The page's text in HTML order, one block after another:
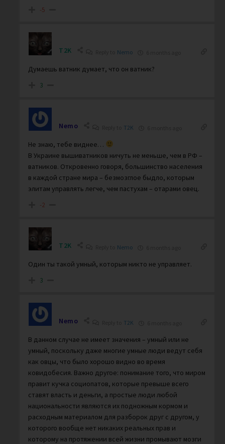
-5
T2K Nemo
Думаешь ватник думает, что он ватник?
3
Nemo T2K
Не знаю, тебе виднее…
В Украине вышиватников ничуть не меньше, чем в РФ –
ватников. Откровенно говоря, большинство населения
в каждой стране мира – безмозглое быдло, которым
элитам управлять легче, чем пастухам – отарами овец.
-2
T2K Nemo
Один ты такой умный, которым никто не управляет.
3
Nemo T2K
В данном случае не имеет значения – умный или не
умный, поскольку даже многие умные люди ведут себя
как овцы, что было хорошо видно во время
ковидобесия. Важно другое: понимание того, что миром
правит кучка социопатов, которые превыше всего
ставят власть и деньги, а простые люди любой
национальности являются их подножным кормом и
расходным материалом для разборок друг с другом, у
которого вообще нет никаких реальных прав и
которому на протяжении всей жизни промывают мозги